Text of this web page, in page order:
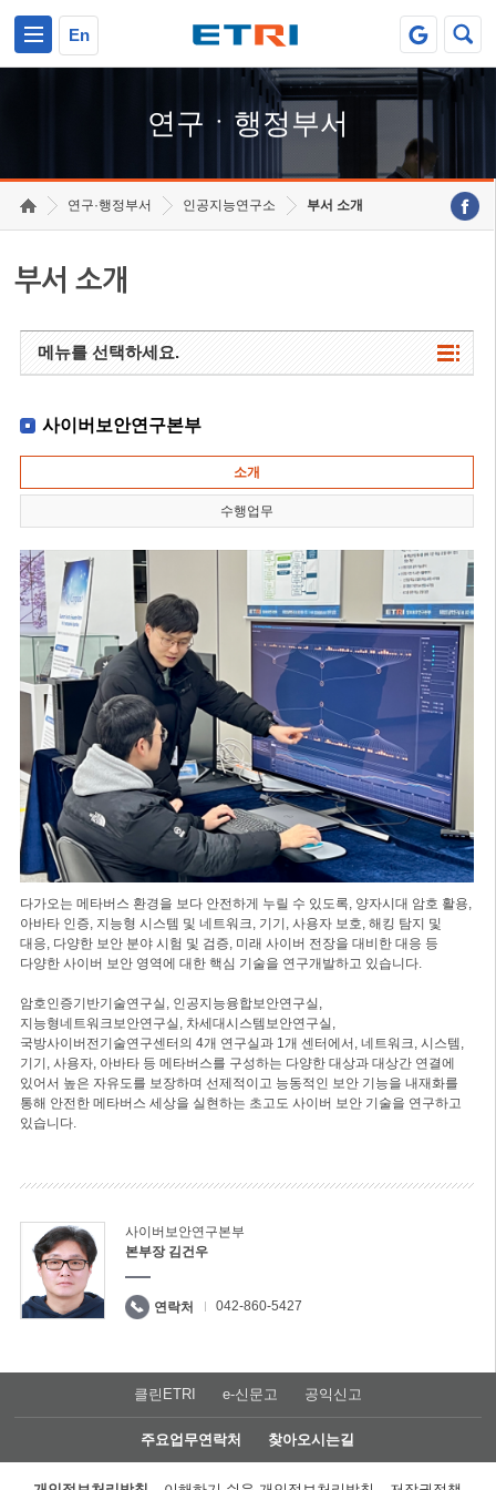
En
연구ㆍ행정부서
연구·행정부서 인공지능연구소 부서 소개
부서 소개
메뉴를 선택하세요.
사이버보안연구본부
소개
수행업무
다가오는 메타버스 환경을 보다 안전하게 누릴 수 있도록, 양자시대 암호 활용,
아바타 인증, 지능형 시스템 및 네트워크, 기기, 사용자 보호, 해킹 탐지 및
대응, 다양한 보안 분야 시험 및 검증, 미래 사이버 전장을 대비한 대응 등
다양한 사이버 보안 영역에 대한 핵심 기술을 연구개발하고 있습니다.
암호인증기반기술연구실, 인공지능융합보안연구실,
지능형네트워크보안연구실, 차세대시스템보안연구실,
국방사이버전기술연구센터의 4개 연구실과 1개 센터에서, 네트워크, 시스템,
기기, 사용자, 아바타 등 메타버스를 구성하는 다양한 대상과 대상간 연결에
있어서 높은 자유도를 보장하며 선제적이고 능동적인 보안 기능을 내재화를
통해 안전한 메타버스 세상을 실현하는 초고도 사이버 보안 기술을 연구하고
있습니다.
사이버보안연구본부
본부장 김건우
연락처 042-860-5427
클린ETRI e-신문고 공익신고
주요업무연락처 찾아오시는길